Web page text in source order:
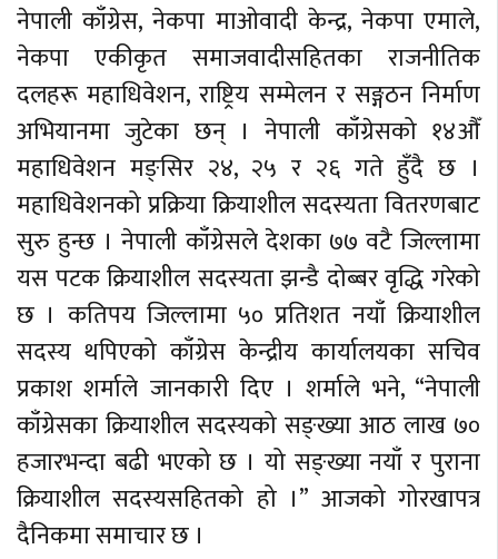
नेपाली काँग्रेस, नेकपा माओवादी केन्द्र, नेकपा एमाले,
नेकपा एकीकृत समाजवादीसहितका राजनीतिक
दलहरू महाधिवेशन, राष्ट्रिय सम्मेलन र सङ्गठन निर्माण
अभियानमा जुटेका छन् । नेपाली काँग्रेसको १४औँ
महाधिवेशन मङ्सिर २४, २५ र २६ गते हुँदै छ ।
महाधिवेशनको प्रक्रिया क्रियाशील सदस्यता वितरणबाट
सुरु हुन्छ । नेपाली काँग्रेसले देशका ७७ वटै जिल्लामा
यस पटक क्रियाशील सदस्यता झन्डै दोब्बर वृद्धि गरेको
छ । कतिपय जिल्लामा ५० प्रतिशत नयाँ क्रियाशील
सदस्य थपिएको काँग्रेस केन्द्रीय कार्यालयका सचिव
प्रकाश शर्माले जानकारी दिए । शर्माले भने, “नेपाली
काँग्रेसका क्रियाशील सदस्यको सङ्ख्या आठ लाख ७०
हजारभन्दा बढी भएको छ । यो सङ्ख्या नयाँ र पुराना
क्रियाशील सदस्यसहितको हो ।” आजको गोरखापत्र
दैनिकमा समाचार छ ।